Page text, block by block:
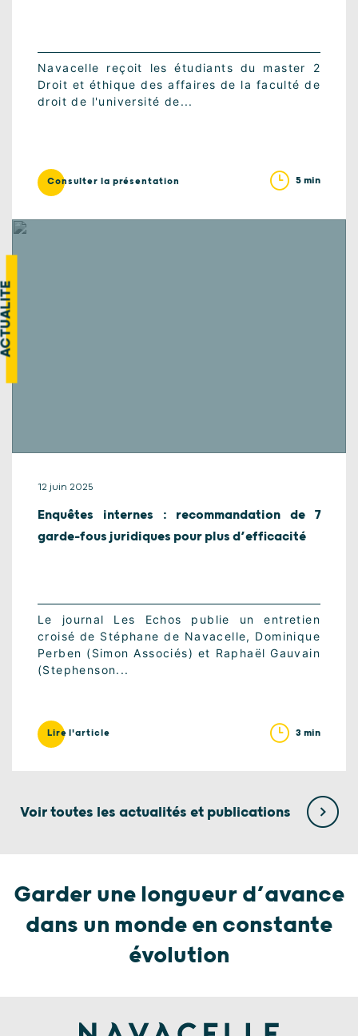
Navacelle reçoit les étudiants du master 2
Droit et éthique des affaires de la faculté de
droit de l'université de...
Consulter la présentation 5 min
12 juin 2025
Enquêtes internes : recommandation de 7
garde-fous juridiques pour plus d’efficacité
Le journal Les Echos publie un entretien
croisé de Stéphane de Navacelle, Dominique
Perben (Simon Associés) et Raphaël Gauvain
(Stephenson...
Lire l'article 3 min
Voir toutes les actualités et publications
Garder une longueur d’avance
dans un monde en constante
évolution